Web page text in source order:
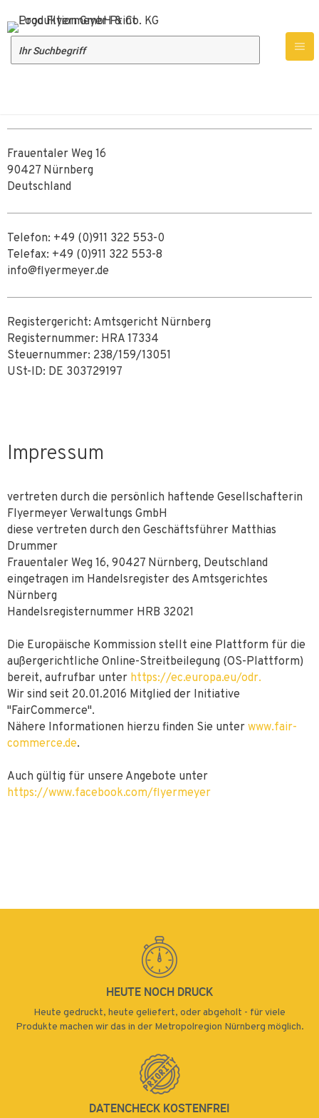
Frauentaler Weg 16
90427 Nürnberg
Deutschland
Telefon: +49 (0)911 322 553-0
Telefax: +49 (0)911 322 553-8
info@flyermeyer.de
Registergericht: Amtsgericht Nürnberg
Registernummer: HRA 17334
Steuernummer: 238/159/13051
USt-ID: DE 303729197
Impressum
vertreten durch die persönlich haftende Gesellschafterin
Flyermeyer Verwaltungs GmbH
diese vertreten durch den Geschäftsführer Matthias
Drummer
Frauentaler Weg 16, 90427 Nürnberg, Deutschland
eingetragen im Handelsregister des Amtsgerichtes
Nürnberg
Handelsregisternummer HRB 32021
Die Europäische Kommission stellt eine Plattform für die
außergerichtliche Online-Streitbeilegung (OS-Plattform)
bereit, aufrufbar unter https://ec.europa.eu/odr.
Wir sind seit 20.01.2016 Mitglied der Initiative
"FairCommerce".
Nähere Informationen hierzu finden Sie unter www.fair-
commerce.de.
Auch gültig für unsere Angebote unter
https://www.facebook.com/flyermeyer
HEUTE NOCH DRUCK
Heute gedruckt, heute geliefert, oder abgeholt - für viele
Produkte machen wir das in der Metropolregion Nürnberg möglich.
DATENCHECK KOSTENFREI